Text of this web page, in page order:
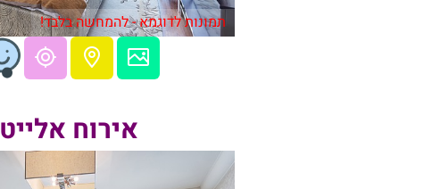
תמונות לדוגמא - להמחשה בלבד!
אירוח אלייט